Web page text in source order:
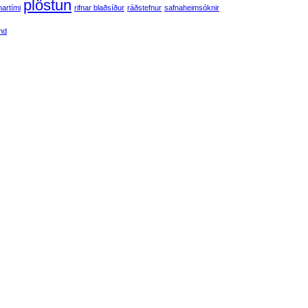
plöstun rifnar blaðsíður ráðstefnur safnaheimsóknir